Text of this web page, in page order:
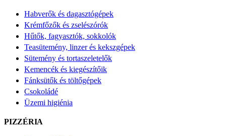
Habverők és dagasztógépek
Krémfőzők és zselészórók
Hűtők, fagyasztók, sokkolók
Teasütemény, linzer és kekszgépek
Sütemény és tortaszeletelők
Kemencék és kiegészítőik
Fánksütők és töltőgépek
Csokoládé
Üzemi higiénia
PIZZÉRIA